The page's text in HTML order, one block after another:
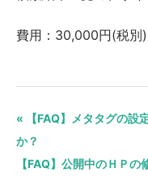
費用：30,000円(税別)
« 【FAQ】メタタグの設
か？
【FAQ】公開中のＨＰ